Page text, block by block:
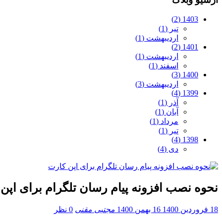
1403 (2)
تیر (1)
اردیبهشت (1)
1401 (2)
اردیبهشت (1)
اسفند (1)
1400 (3)
اردیبهشت (3)
1399 (4)
آذر (1)
آبان (1)
مرداد (1)
تیر (1)
1398 (4)
دی (4)
نحوه نصب افزونه پیام رسان تلگرام برای
18 فروردین 1400 16 بهمن 1400 مجتبی مقنی 0 نظر